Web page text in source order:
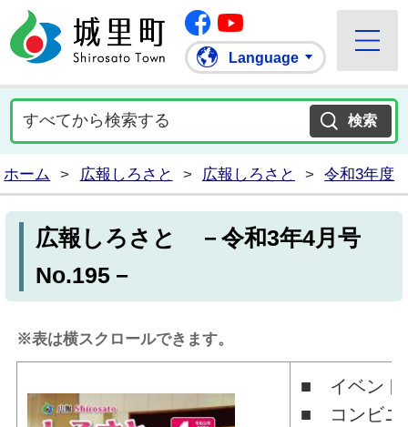
城里町ホームページ
Facebook
Language
ホーム > 広報しろさと > 広報しろさと > 令和3年度
広報しろさと －令和3年4月号
No.195－
※表は横スクロールできます。
■ イベント
■ コンビニ